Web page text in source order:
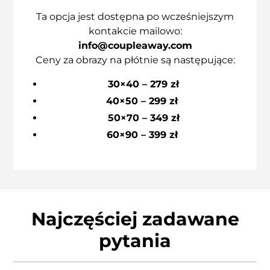
Ta opcja jest dostępna po wcześniejszym
kontakcie mailowo:
info@coupleaway.com
Ceny za obrazy na płótnie są następujące:
30×40 – 279 zł
40×50 – 299 zł
50×70 – 349 zł
60×90 – 399 zł
Najczęściej zadawane
pytania